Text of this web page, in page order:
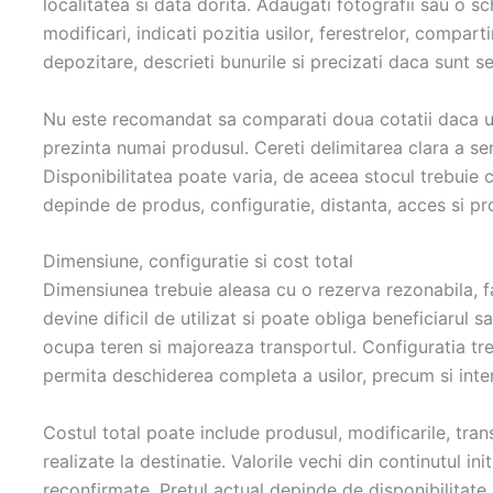
localitatea si data dorita. Adaugati fotografii sau o
modificari, indicati pozitia usilor, ferestrelor,
depozitare, descrieti bunurile si precizati daca sunt
Nu este recomandat sa comparati doua cotatii daca
prezinta numai produsul. Cereti delimitarea clara a
Disponibilitatea poate varia, de aceea stocul trebuie
depinde de produs, configuratie, distanta, acces si
Dimensiune, configuratie si cost total
Dimensiunea trebuie aleasa cu o rezerva
devine dificil de utilizat si poate obliga beneficiarul
ocupa teren si majoreaza transportul. Configuratia
permita deschiderea completa a usilor, precum si
Costul total poate include produsul, modificarile,
realizate la destinatie. Valorile vechi din continutul